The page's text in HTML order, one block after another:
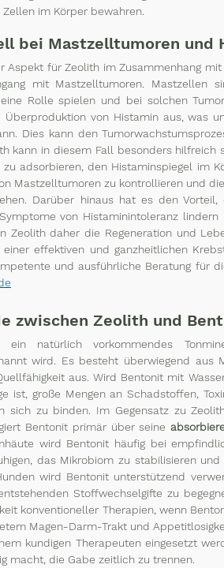
im Körper bewahren.
bei Mastzelltumoren und
Aspekt für Zeolith im Zusammenhang
mit Mastzelltumoren. Mastzellen
eine Rolle spielen und bei solchen
von Histamin aus, was
Dies kann den
kann in diesem Fall besonders hilfreich
adsorbieren, den Histaminspiegel im
Mastzelltumoren zu kontrollieren und
Darüber hinaus hat es den
von Histaminintoleranz
Zeolith daher die Regeneration und
effektiven und ganzheitlichen
und ausführliche Beratung für
zwischen Zeolith und
natürlich vorkommendes
wird. Es besteht überwiegend
aus. Wird Bentonit mit
ist, große Mengen an Schadstoffen,
sich zu binden. Im Gegensatz zu
Bentonit primär über seine
wird Bentonit häufig bei
das Mikrobiom zu stabilisieren
wird Bentonit unterstützend
Stoffwechselgifte zu
konventioneller Therapien, wenn
Magen-Darm-Trakt und
kundigen Therapeuten eingesetzt
macht, die Gabe zeitlich zu trennen.